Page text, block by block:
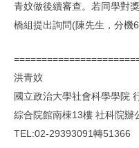
青妏做後續審查。若同學對
橋組提出詢問(陳先生，分機
洪青妏
國立政治大學社會科學學院
綜合院館南棟13樓 社科院辦
TEL:02-29393091轉51366